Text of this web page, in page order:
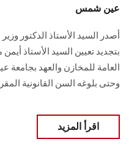
عين شمس
أصدر السيد الأستاذ الدكتور
بتجديد تعيين السيد الأستاذ
وحتى بلوغه السن القانونية المقررة
اقرأ المزيد